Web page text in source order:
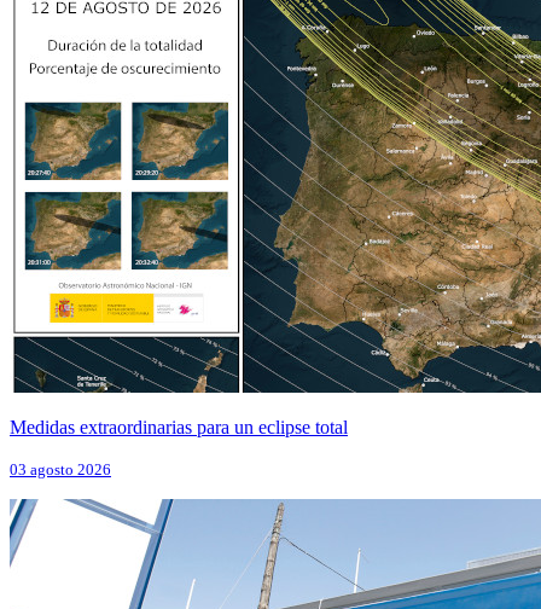
Medidas extraordinarias para un eclipse total
03 agosto 2026